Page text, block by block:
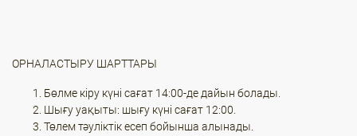
ОРНАЛАСТЫРУ ШАРТТАРЫ
Бөлме кіру күні сағат 14:00-де дайын болады.
Шығу уақыты: шығу күні сағат 12:00.
Төлем тәуліктік есеп бойынша алынады.